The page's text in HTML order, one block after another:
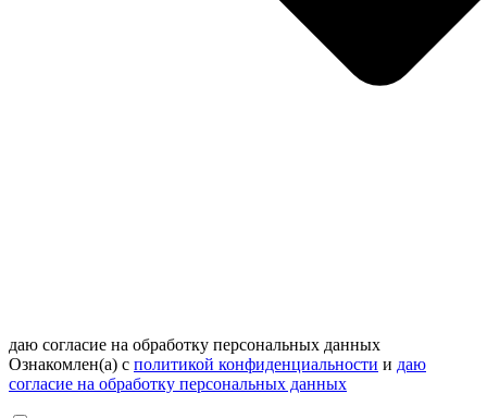
даю согласие на обработку персональных данных
Ознакомлен(а) с политикой конфиденциальности и даю
согласие на обработку персональных данных